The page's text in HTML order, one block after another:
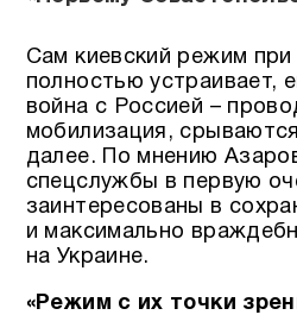
Сам киевский режим
полностью устраивает,
война с Россией –
мобилизация,
далее. По мнению
спецслужбы в первую
заинтересованы в
и максимально
на Украине.
«Режим с их точки